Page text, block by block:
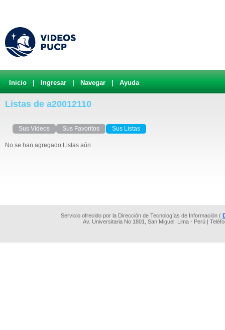
Inicio Ingresar Navegar Ayuda
Listas de a20012110
Sus Videos Sus Favoritos Sus Listas
No se han agregado Listas aún
Servicio ofrecido por la Dirección de Tecnologías de Información (
Av. Universitaria No 1801, San Miguel, Lima - Perú |